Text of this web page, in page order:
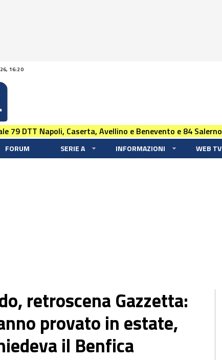
16:20
79 DTT Napoli, Caserta, Avellino e Benevento e 84 Salerno
FORUM SERIE A INFORMAZIONI WEB TV
retroscena Gazzetta:
provato in estate,
il Benfica